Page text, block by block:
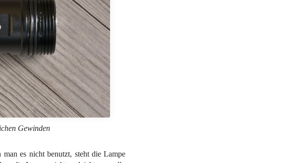
Gewinden
es nicht benutzt, steht die Lampe